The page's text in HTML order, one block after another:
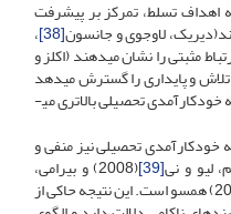
اهداف تسلط، تمرکز بر پیشرفت
لاوجوی و جانسون[38] ،
مثبتی را نشان می­دهند (اکلز و
تسلط تلاش و پایداری را گسترش می­دهد
خودکارآمدی تحصیلی بالاتری می­
خودکارآمدی تحصیلی نیز منفی و
لیو و نی[39] (2008) و بیرامی،
هاشمی، عبدالهی عدلی انصار و علائی (2011) همسو است. این نتیجه حاکی از